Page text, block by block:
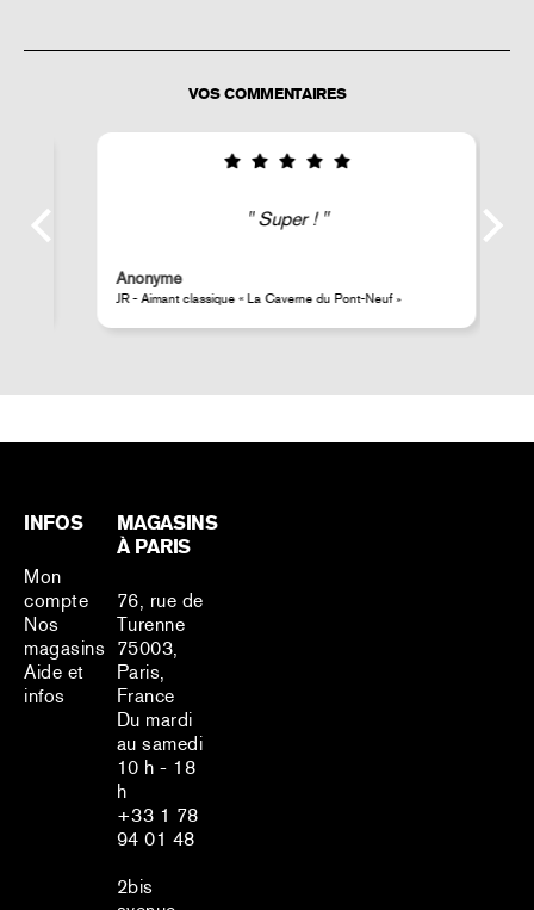
VOS COMMENTAIRES
Super !
Anonyme
JR - Aimant classique « La Caverne du Pont-Neuf »
INFOS
Mon
compte
Nos
magasins
Aide et
infos
MAGASINS
À PARIS
76, rue de
Turenne
75003,
Paris,
France
Du mardi
au samedi
10 h - 18
h
+33 1 78
94 01 48
2bis